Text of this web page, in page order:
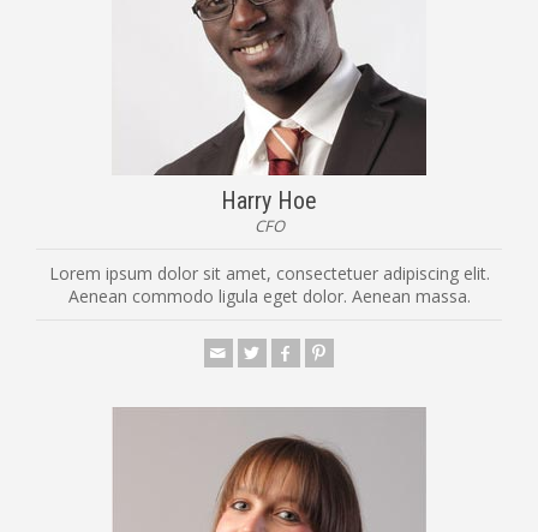
Harry Hoe
CFO
Lorem ipsum dolor sit amet, consectetuer adipiscing elit.
Aenean commodo ligula eget dolor. Aenean massa.